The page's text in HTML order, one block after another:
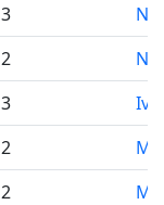
3
2
3
2
2